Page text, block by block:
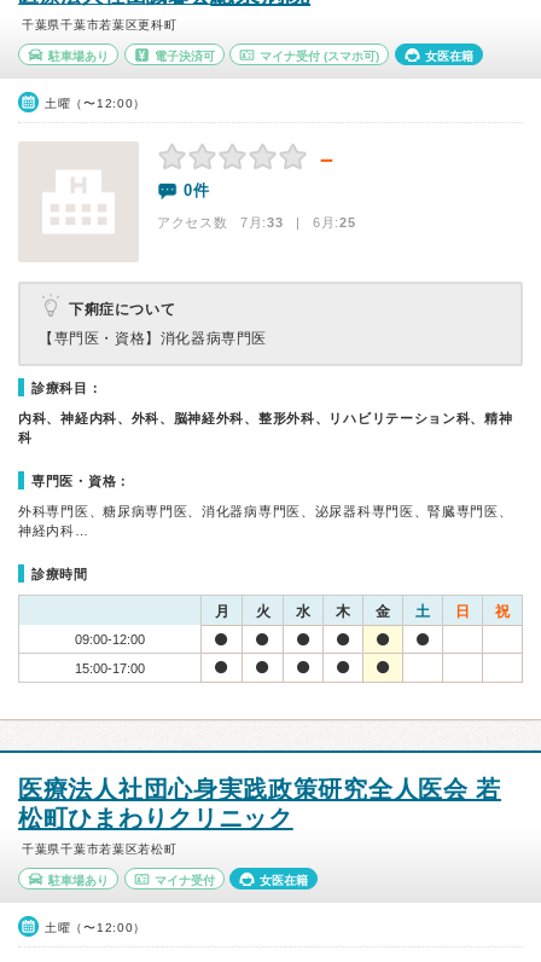
千葉県千葉市若葉区更科町
駐車場あり 電子決済可 マイナ受付 (スマホ可) 女医在籍
土曜（〜12:00）
－
0件
アクセス数 7月:33 | 6月:25
下痢症について
【専門医・資格】 消化器病専門医
診療科目：
内科、神経内科、外科、脳神経外科、整形外科、リハビリテーション科、精神
科
専門医・資格：
外科専門医、糖尿病専門医、消化器病専門医、泌尿器科専門医、腎臓専門医、
神経内科…
診療時間
月 火 水 木 金 土 日 祝
09:00-12:00
15:00-17:00
医療法人社団心身実践政策研究全人医会 若
松町ひまわりクリニック
千葉県千葉市若葉区若松町
駐車場あり マイナ受付 女医在籍
土曜（〜12:00）